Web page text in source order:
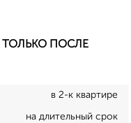
ТОЛЬКО ПОСЛЕ
в 2-к квартире
на длительный срок